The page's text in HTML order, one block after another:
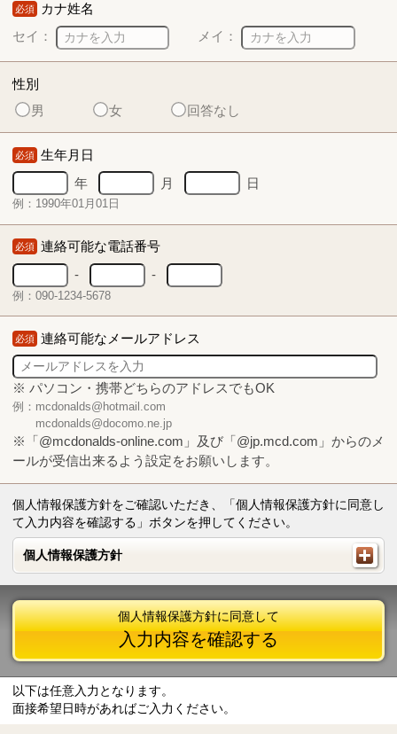
必須 カナ姓名
セイ：
メイ：
性別
男
女 回答なし
必須 生年月日
年
月 日
例：1990年01月01日
必須 連絡可能な電話番号
-
-
例：090-1234-5678
必須 連絡可能なメールアドレス
※ パソコン・携帯どちらのアドレスでもOK
例：mcdonalds@hotmail.com
mcdonalds@docomo.ne.jp
※「@mcdonalds-online.com」及び「@jp.mcd.com」からのメ
ールが受信出来るよう設定をお願いします。
個人情報保護方針をご確認いただき、「個人情報保護方針に同意し
て入力内容を確認する」ボタンを押してください。
個人情報保護方針
個人情報保護方針
個人情報保護方針に同意して
入力内容を確認する
以下は任意入力となります。
面接希望日時があればご入力ください。